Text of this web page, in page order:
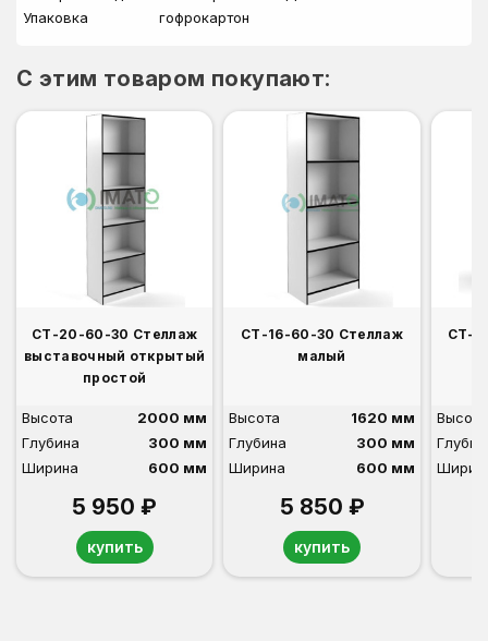
Упаковка
гофрокартон
C этим товаром покупают:
СТ-20-60-30 Стеллаж
выставочный открытый
простой
Высота
2000 мм
Глубина
300 мм
Ширина
600 мм
5 950 ₽
купить
СТ-16-60-30 Стеллаж
малый
Высота
1620 мм
Глубина
300 мм
Ширина
600 мм
5 850 ₽
купить
СТ-
Высота